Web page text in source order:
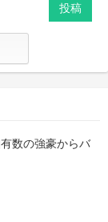
投稿
数の強豪からバ